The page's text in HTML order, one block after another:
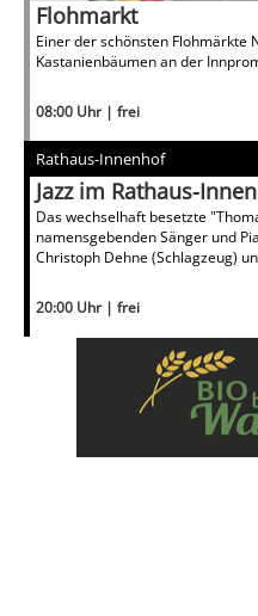
Flohmarkt
Einer der schönsten Flohmärkte
Kastanienbäumen an der
08:00 Uhr | frei
Rathaus-Innenhof
Jazz im Rathaus-
Das wechselhaft besetzte
namensgebenden Sänger und
Christoph Dehne (Schlagzeug)
20:00 Uhr | frei